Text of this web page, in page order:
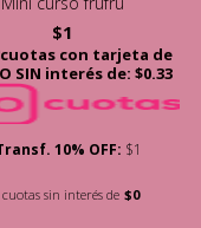
$1
con tarjeta de
SIN interés de: $0.33
10% OFF: $1
sin interés de $0